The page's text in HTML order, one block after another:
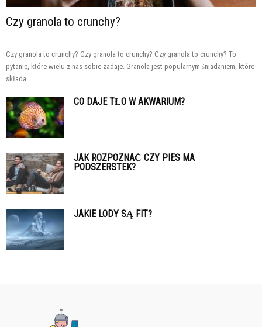
Czy granola to crunchy?
Czy granola to crunchy? Czy granola to crunchy? Czy granola to crunchy? To
pytanie, które wielu z nas sobie zadaje. Granola jest popularnym śniadaniem, które
składa...
CO DAJE TŁO W AKWARIUM?
JAK ROZPOZNAĆ CZY PIES MA
PODSZERSTEK?
JAKIE LODY SĄ FIT?